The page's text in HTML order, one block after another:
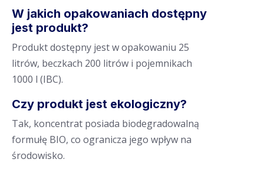
W jakich opakowaniach dostępny
jest produkt?
Produkt dostępny jest w opakowaniu 25
litrów, beczkach 200 litrów i pojemnikach
1000 l (IBC).
Czy produkt jest ekologiczny?
Tak, koncentrat posiada biodegradowalną
formułę BIO, co ogranicza jego wpływ na
środowisko.